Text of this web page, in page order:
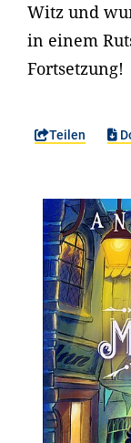
Witz und
in einem
Fortsetzung!
Teilen